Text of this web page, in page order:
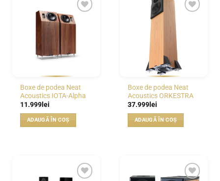
WISHLIST
Boxe de podea Neat
Acoustics IOTA-Alpha
11.999 lei
ADAUGĂ ÎN COȘ
WISHLIST
Boxe de podea Neat
Acoustics ORKESTRA
37.999 lei
ADAUGĂ ÎN COȘ